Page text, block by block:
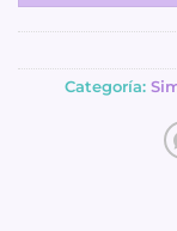
Categoría: